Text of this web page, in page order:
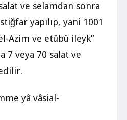
ve selamdan sonra
yapılıp, yani 1001
Azim ve etûbü ileyk”
7 veya 70 salat ve
yâ vâsial-